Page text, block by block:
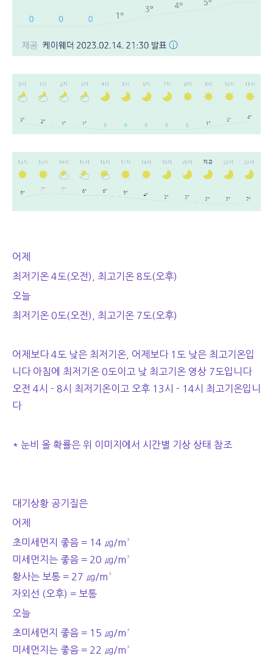
어제
최저기온 4도(오전), 최고기온 8도(오후)
오늘
최저기온 0도(오전), 최고기온 7도(오후)
어제보다 4도 낮은 최저기온, 어제보다 1도 낮은 최고기온입
니다 아침에 최저기온 0도이고 낮 최고기온 영상 7도입니다
오전 4시 - 8시 최저기온이고 오후 13시 - 14시 최고기온입니
다
* 눈비 올 확률은 위 이미지에서 시간별 기상 상태 참조
대기상황 공기질은
어제
초미세먼지 좋음 = 14 ㎍/m³
미세먼지는 좋음 = 20 ㎍/m³
황사는 보통 = 27 ㎍/m³
자외선 (오후) = 보통
오늘
초미세먼지 좋음 = 15 ㎍/m³
미세먼지는 좋음 = 22 ㎍/m³